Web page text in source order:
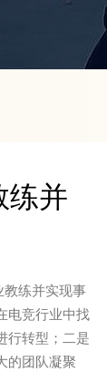
练并
练并实现事
电竞行业中找
行转型；二是
的团队凝聚